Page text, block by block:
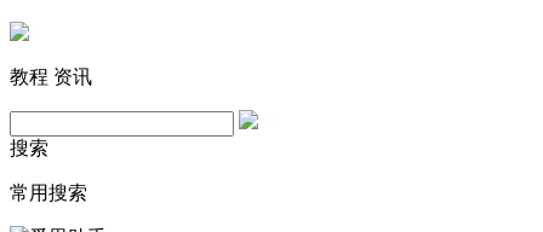
教程 资讯
搜索
常用搜索